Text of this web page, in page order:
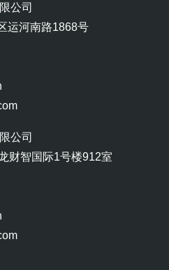
公司
运河南路1868号
公司
财智国际1号楼912室